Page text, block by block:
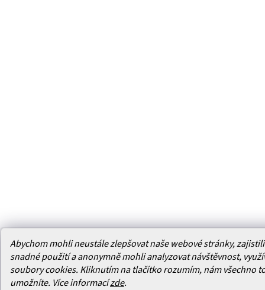
Abychom mohli neustále zlepšovat naše webové stránky,
snadné použití a anonymně mohli analyzovat návštěvnost,
soubory cookies. Kliknutím na tlačítko rozumím, nám všechno
umožníte. Více informacízde.